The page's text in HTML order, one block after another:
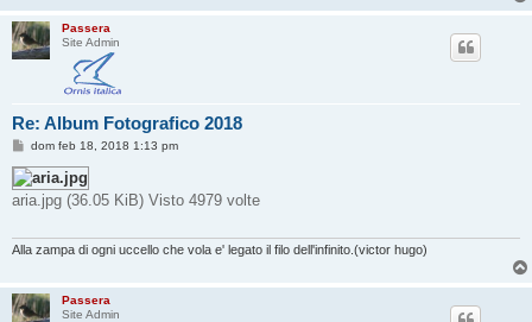
Passera
Site Admin
Re: Album Fotografico 2018
M
s
s
a
i
o
dom feb 18, 2018 1:13 pm
aria.jpg (36.05 KiB) Visto 4979 volte
Alla zampa di ogni uccello che vola e' legato il filo dell'infinito.(victor hugo)
Passera
Site Admin